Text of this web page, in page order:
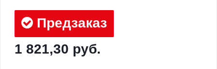
Предзаказ
1 821,30 руб.